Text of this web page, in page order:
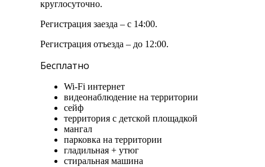
круглосуточно.
Регистрация заезда – с 14:00.
Регистрация отъезда – до 12:00.
Бесплатно
Wi-Fi интернет
видеонаблюдение на территории
сейф
территория с детской площадкой
мангал
парковка на территории
гладильная + утюг
стиральная машина